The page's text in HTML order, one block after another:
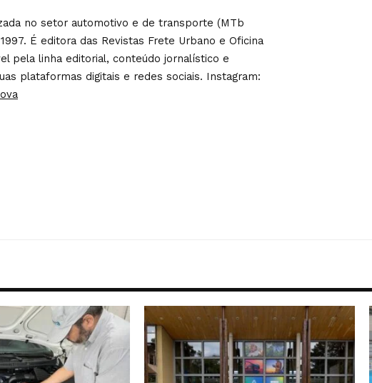
no setor automotivo e de transporte (MTb
É editora das Revistas Frete Urbano e Oficina
pela linha editorial, conteúdo jornalístico e
plataformas digitais e redes sociais. Instagram: